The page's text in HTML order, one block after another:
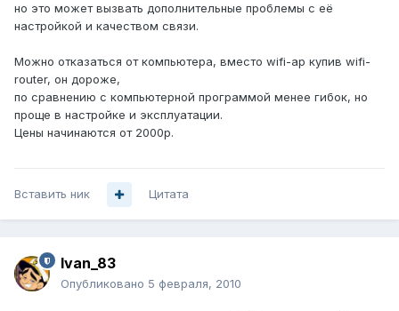
но это может вызвать дополнительные проблемы с её
настройкой и качеством связи.
Можно отказаться от компьютера, вместо wifi-ap купив wifi-
router, он дороже,
по сравнению с компьютерной программой менее гибок, но
проще в настройке и эксплуатации.
Цены начинаются от 2000р.
Вставить ник Цитата
Ivan_83
Опубликовано 5 февраля, 2010